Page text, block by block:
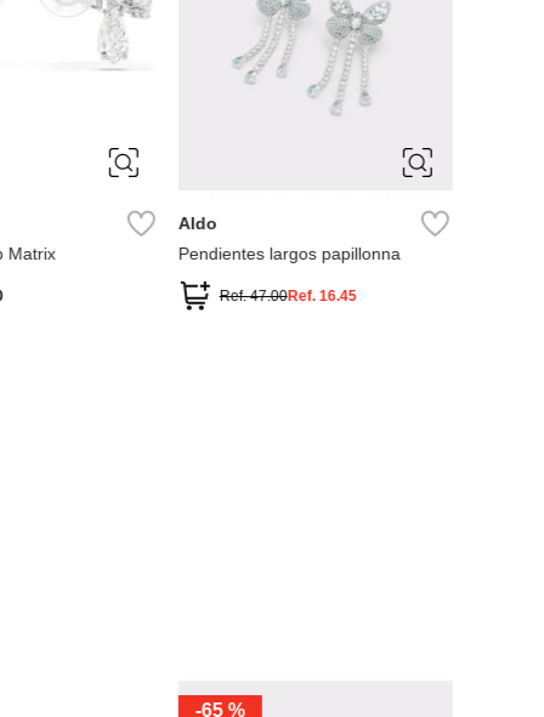
Matrix
Aldo
Pendientes largos papillonna
Ref.47.00Ref. 16.45
-65 %